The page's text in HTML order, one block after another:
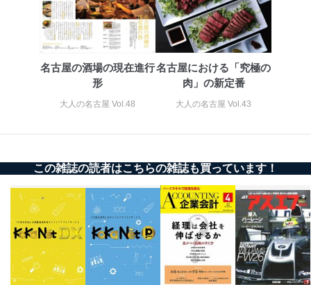
外部からの不正アクセス等の防止
個人データを取り扱う機器等のオペレーティング
システムを最新の状態に保持しています。
個人データを取り扱う機器等にセキュリティ対策
により、これを最新状態としています。
情報システムの使用に伴う漏洩等の防止
メール等により個人データの含まれるファイルを
設定しています。
個人情報保護マネジメントシステムの継続的改善
当社は、内部監査及びマネジメントレビューの機会を通
じて、個人情報保護マネジメントシステムを継続的に改
善し、常に最良の状態を維持します。
苦情及び相談受付け窓口
貴殿の個人情報及び当社の個人情報保護マネジメントシ
ステムに関するご相談及び苦情については以下までご連
名古屋の酒場の現在進行
形
大人の名古屋 Vol.48
名古屋における「究極の
肉」の新定番
大人の名古屋 Vol.43
この雑誌の読者はこちらの雑誌も買っています！